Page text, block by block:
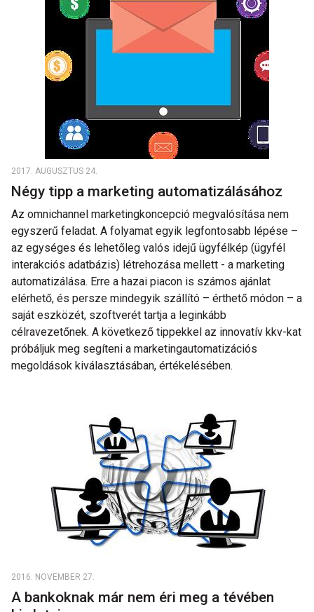
2017. AUGUSZTUS 24.
Négy tipp a marketing automatizálásához
Az omnichannel marketingkoncepció megvalósítása nem
egyszerű feladat. A folyamat egyik legfontosabb lépése –
az egységes és lehetőleg valós idejű ügyfélkép (ügyfél
interakciós adatbázis) létrehozása mellett - a marketing
automatizálása. Erre a hazai piacon is számos ajánlat
elérhető, és persze mindegyik szállító – érthető módon – a
saját eszközét, szoftverét tartja a leginkább
célravezetőnek. A következő tippekkel az innovatív kkv-kat
próbáljuk meg segíteni a marketingautomatizációs
megoldások kiválasztásában, értékelésében.
2016. NOVEMBER 27.
A bankoknak már nem éri meg a tévében